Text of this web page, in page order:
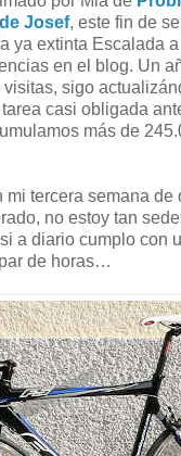
Josef, este fin de
ya extinta Escalada
en el blog. Un
sigo
casi obligada
más de
mi tercera semana de
no estoy tan
a diario cumplo con
de horas…